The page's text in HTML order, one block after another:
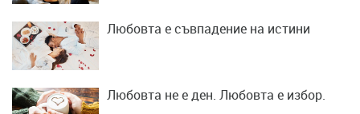
Любовта е съвпадение на истини
Любовта не е ден. Любовта е избор.